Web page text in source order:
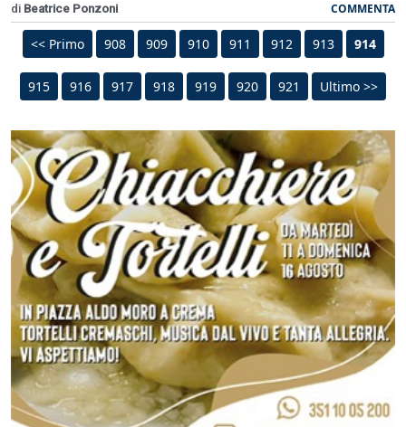
di Beatrice Ponzoni COMMENTA
<< Primo 908 909 910 911 912 913 914
915 916 917 918 919 920 921 Ultimo >>